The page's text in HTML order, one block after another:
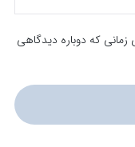
زمانی که دوباره دیدگاهی